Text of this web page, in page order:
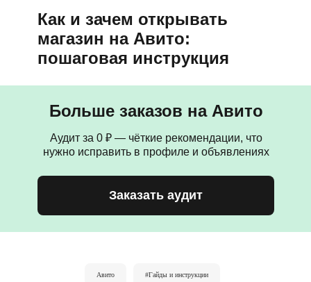
Как и зачем открывать
магазин на Авито:
пошаговая инструкция
Аудит за 0 ₽ — чёткие рекомендации, что
нужно исправить в профиле и объявлениях
Больше заказов на Авито
Заказать аудит
Авито #Гайды и инструкции